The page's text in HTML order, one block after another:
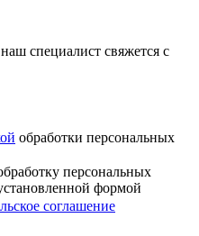
специалист свяжется с
обработки персональных
персональных
формой
соглашение